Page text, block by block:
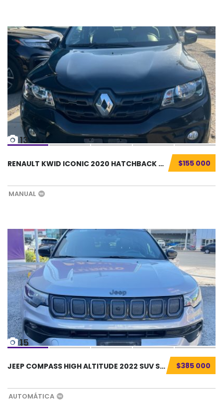
13
$155 000
RENAULT KWID ICONIC 2020 HATCHBACK SEMINUEVO...
MANUAL
15
$385 000
JEEP COMPASS HIGH ALTITUDE 2022 SUV SEMINUEV...
AUTOMÁTICA